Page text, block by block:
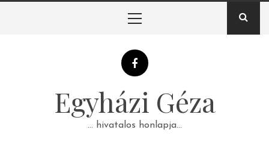
Egyházi Géza
… hivatalos honlapja…